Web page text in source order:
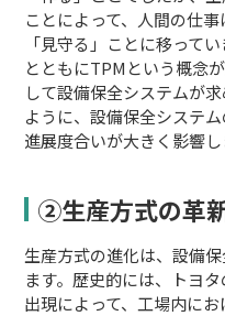
ことによって、人間の仕
「見守る」ことに移って
とともにTPMという概念
して設備保全システムが
ように、設備保全システ
進展度合いが大きく影響し
②生産方式の革
生産方式の進化は、設備
ます。歴史的には、トヨ
出現によって、工場内に